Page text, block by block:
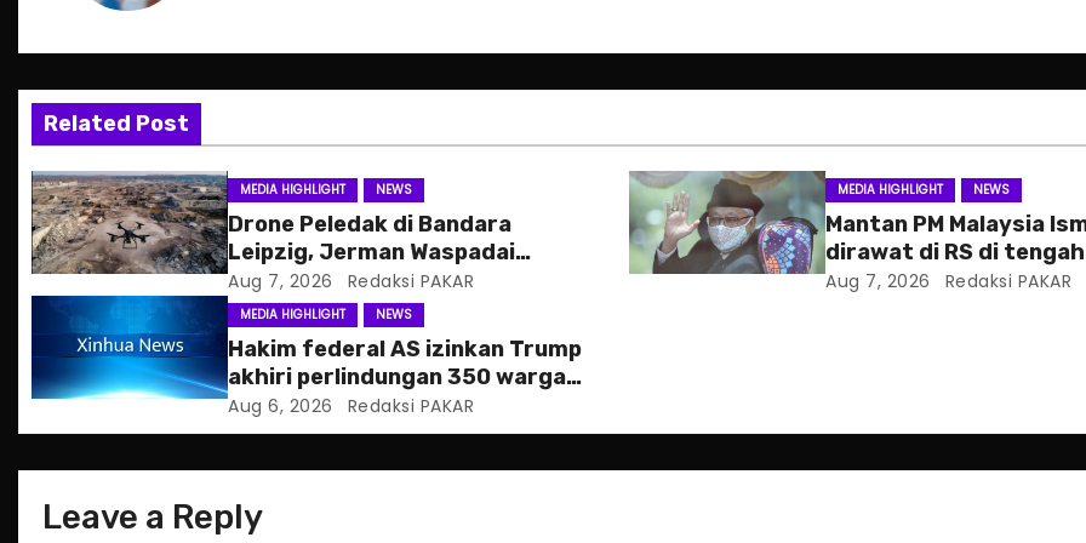
v
i
g
a
t
i
o
n
Related Post
MEDIA HIGHLIGHT NEWS
Drone Peledak di Bandara
Leipzig, Jerman Waspadai
Serangan Hibrida Rusia
Aug 7, 2026 Redaksi PAKAR
MEDIA HIGHLIGHT NEWS
Mantan PM Malaysia
dirawat di RS di
hukum
Aug 7, 2026 Redaksi PAKAR
MEDIA HIGHLIGHT NEWS
Hakim federal AS izinkan Trump
akhiri perlindungan 350 warga
Haiti
Aug 6, 2026 Redaksi PAKAR
Leave a Reply